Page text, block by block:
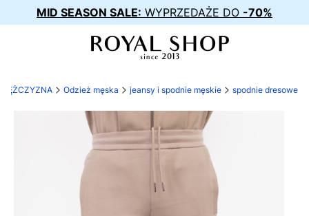
MID SEASON SALE: WYPRZEDAŻE DO -70%
MĘŻCZYZNA Odzież męska jeansy i spodnie męskie spodnie dresowe